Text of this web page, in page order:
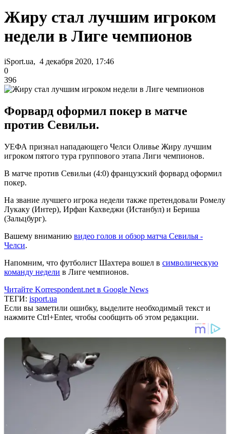
Жиру стал лучшим игроком
недели в Лиге чемпионов
iSport.ua, 4 декабря 2020, 17:46
0
396
Форвард оформил покер в матче
против Севильи.
УЕФА признал нападающего Челси Оливье Жиру лучшим
игроком пятого тура группового этапа Лиги чемпионов.
В матче против Севильи (4:0) французский форвард оформил
покер.
На звание лучшего игрока недели также претендовали Ромелу
Лукаку (Интер), Ирфан Кахведжи (Истанбул) и Бериша
(Зальцбург).
Вашему вниманию видео голов и обзор матча Севилья -
Челси.
Напомним, что футболист Шахтера вошел в символическую
команду недели в Лиге чемпионов.
Читайте Korrespondent.net в Google News
ТЕГИ: isport.ua
Если вы заметили ошибку, выделите необходимый текст и
нажмите Ctrl+Enter, чтобы сообщить об этом редакции.